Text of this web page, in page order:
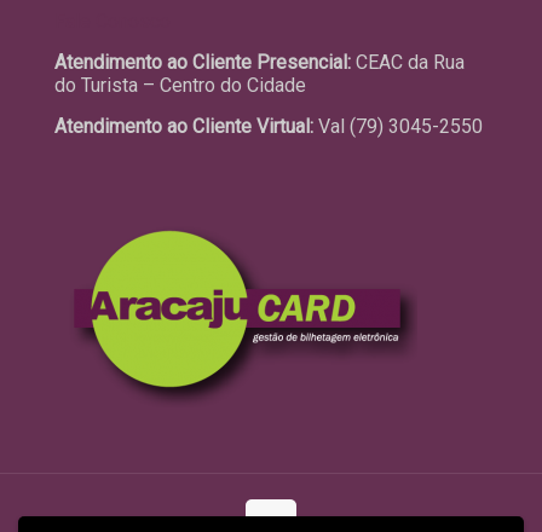
Atendimento ao Cliente Presencial: CEAC da Rua
do Turista – Centro do Cidade
Atendimento ao Cliente Virtual: Val (79) 3045-2550